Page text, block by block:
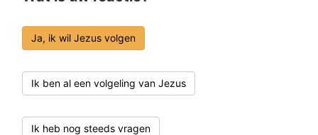
Ja, ik wil Jezus volgen
Ik ben al een volgeling van Jezus
Ik heb nog steeds vragen